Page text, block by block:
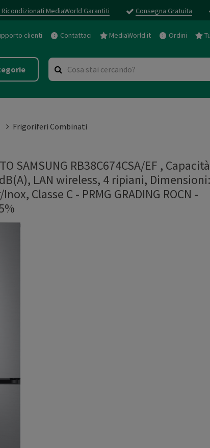
MediaWorld Garantiti Consegna Gratuita
clienti Contattaci MediaWorld.it Ordini
Frigoriferi Combinati
SAMSUNG RB38C674CSA/EF , Capacità
LAN wireless, 4 ripiani,
Classe C - PRMG GRADING ROCN -